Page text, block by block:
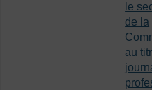
le
de la
au